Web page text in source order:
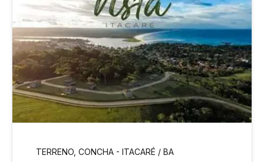
TERRENO, CONCHA - ITACARÉ / BA